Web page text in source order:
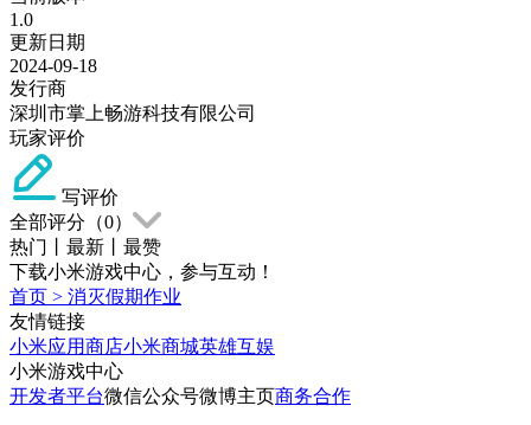
1.0
更新日期
2024-09-18
发行商
深圳市掌上畅游科技有限公司
玩家评价
写评价
全部评分（0）
热门
最新
最赞
下载小米游戏中心，参与互动！
首页 > 消灭假期作业
友情链接
小米应用商店小米商城英雄互娱
小米游戏中心
开发者平台微信公众号微博主页商务合作